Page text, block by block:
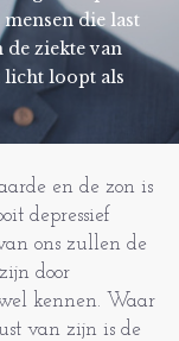
die last
de ziekte van
licht loopt als
en de zon is
depressief
ons zullen de
door
kennen. Waar
van zijn is de